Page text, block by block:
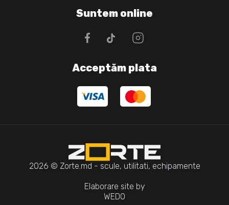
Suntem online
Acceptăm plata
2026 © Zorte.md - scule, utilitati, echipamente
Elaborare site by
WEDO